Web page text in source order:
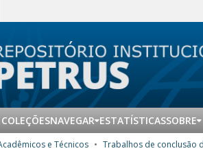
NAVEGAR ESTATÍSTICASSOBRE
e Técnicos